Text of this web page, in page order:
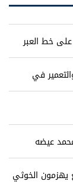
خط العبر
في
عيضه
يهزمون الخوثي